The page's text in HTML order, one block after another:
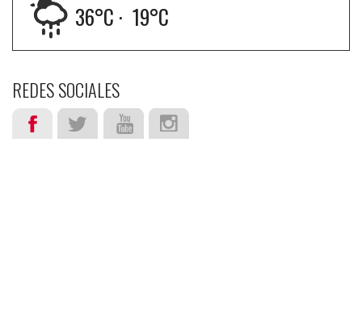
36°C · 19°C
REDES SOCIALES